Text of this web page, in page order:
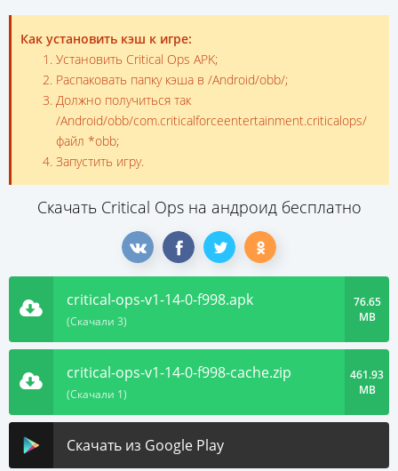
Как установить кэш к игре:
Установить Critical Ops APK;
Распаковать папку кэша в /Android/obb/;
Должно получиться так
/Android/obb/com.criticalforceentertainment.criticalops/
файл *obb;
Запустить игру.
Скачать Critical Ops на андроид бесплатно
critical-ops-v1-14-0-f998.apk
(Скачали 3)
76.65
MB
critical-ops-v1-14-0-f998-cache.zip
(Скачали 1)
461.93
MB
Скачать из Google Play